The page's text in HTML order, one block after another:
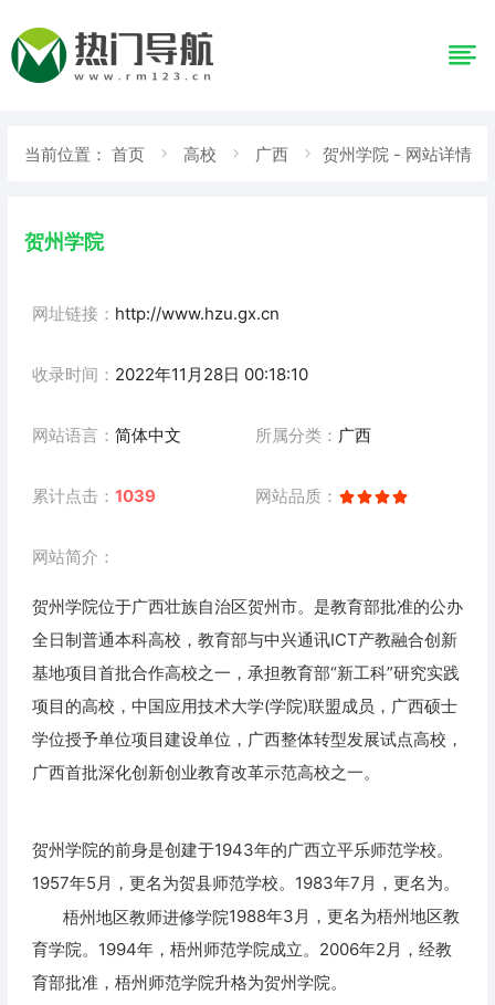
当前位置： 首页 高校 广西 贺州学院 - 网站详情
贺州学院
网址链接： http://www.hzu.gx.cn
收录时间： 2022年11月28日 00:18:10
网站语言： 简体中文 所属分类： 广西
累计点击： 1039 网站品质：
网站简介：
贺州学院位于广西壮族自治区贺州市。是教育部批准的公办
全日制普通本科高校，教育部与中兴通讯ICT产教融合创新
基地项目首批合作高校之一，承担教育部“新工科”研究实践
项目的高校，中国应用技术大学(学院)联盟成员，广西硕士
学位授予单位项目建设单位，广西整体转型发展试点高校，
广西首批深化创新创业教育改革示范高校之一。
贺州学院的前身是创建于1943年的广西立平乐师范学校。
1957年5月，更名为贺县师范学校。1983年7月，更名为
梧州地区教师进修学院
。
1988年3月，更名为梧州地区教
育学院。1994年，梧州师范学院成立。2006年2月，经教
育部批准，梧州师范学院升格为贺州学院。